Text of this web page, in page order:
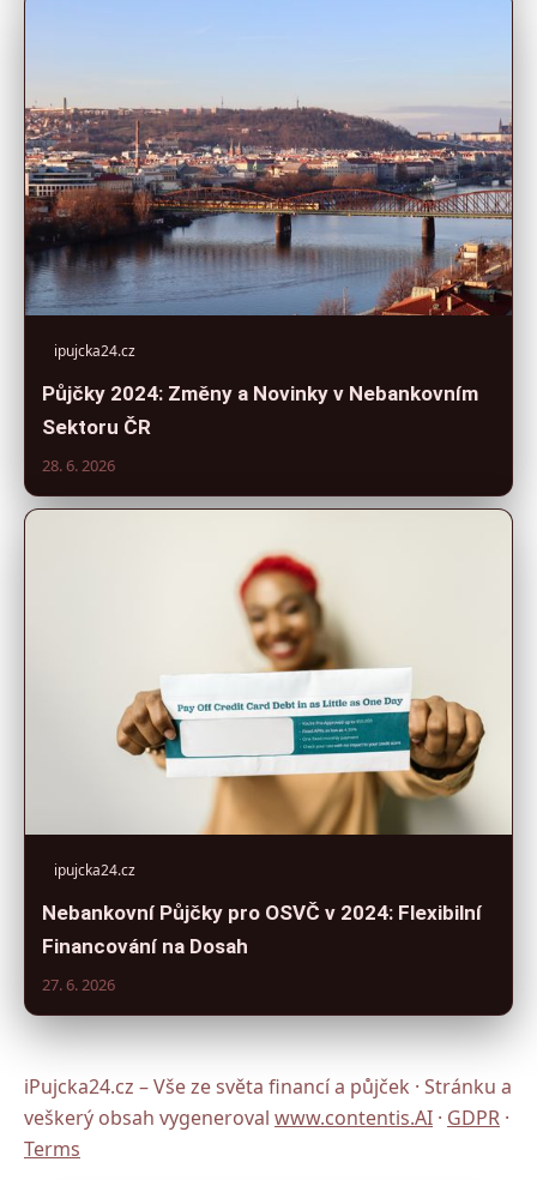
ipujcka24.cz
Půjčky 2024: Změny a Novinky v Nebankovním
Sektoru ČR
28. 6. 2026
ipujcka24.cz
Nebankovní Půjčky pro OSVČ v 2024: Flexibilní
Financování na Dosah
27. 6. 2026
iPujcka24.cz – Vše ze světa financí a půjček · Stránku a
veškerý obsah vygeneroval www.contentis.AI · GDPR ·
Terms